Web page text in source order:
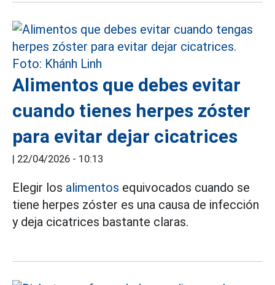
Alimentos que debes evitar
cuando tienes herpes zóster
para evitar dejar cicatrices
| 22/04/2026 - 10:13
Elegir los alimentos equivocados cuando se
tiene herpes zóster es una causa de infección
y deja cicatrices bastante claras.